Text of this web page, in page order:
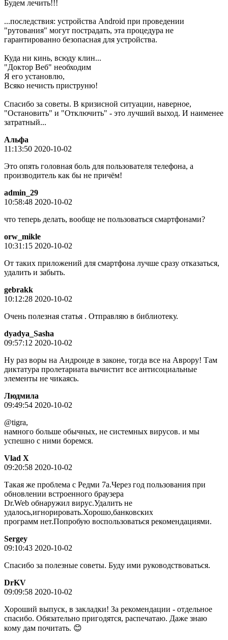
Будем лечить!!!
...последствия: устройства Android при проведении
"рутования" могут пострадать, эта процедура не
гарантированно безопасная для устройства.
Куда ни кинь, всюду клин...
"Доктор Веб" необходим
Я его установлю,
Всяко нечисть приструню!
Спасибо за советы. В кризисной ситуации, наверное,
"Остановить" и "Отключить" - это лучший выход. И наименее
затратный...
Альфа
11:13:50 2020-10-02
Это опять головная боль для пользователя телефона, а
производитель как бы не причём!
admin_29
10:58:48 2020-10-02
что теперь делать, вообще не пользоваться смартфонами?
orw_mikle
10:31:15 2020-10-02
От таких приложений для смартфона лучше сразу отказаться,
удалить и забыть.
gebrakk
10:12:28 2020-10-02
Очень полезная статья . Отправляю в библиотеку.
dyadya_Sasha
09:57:12 2020-10-02
Ну раз воры на Андроиде в законе, тогда все на Аврору! Там
диктатура пролетариата вычистит все антисоциальные
элементы не чикаясь.
Людмила
09:49:54 2020-10-02
@tigra,
намного больше обычных, не системных вирусов. и мы
успешно с ними боремся.
Vlad X
09:20:58 2020-10-02
Такая же проблема с Редми 7а.Через год пользования при
обновлении встроенного браузера
Dr.Web обнаружил вирус.Удалить не
удалось,игнорировать.Хорошо,банковских
программ нет.Попробую воспользоваться рекомендациями.
Sergey
09:10:43 2020-10-02
Спасибо за полезные советы. Буду ими руководствоваться.
DrKV
09:09:58 2020-10-02
Хороший выпуск, в закладки! За рекомендации - отдельное
спасибо. Обязательно пригодятся, распечатаю. Даже знаю
кому дам почитать. 😊